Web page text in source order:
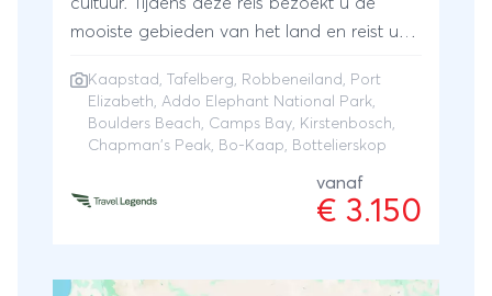
mooiste gebieden van het land en reist u
Elephant park. In Kaapstad is zo
ontzettend veel te doen dat u er prima
twee weken zou kunnen verblijven zonder u
ook maar een moment te vervelen. Denk
hierbij aan de Tafelberg, Lion’s Rock,
Kirstenbosch, Bo Kaap etc. Maar er is veel
Kaapstad Tafelberg Robbeneiland
Port
Elizabeth
Addo Elephant National Park
Boulders Beach
Camps Bay , Kirstenbosch,
Chapman's Peak, Bo-Kaap, Bottelierskop
vanaf
€ 3.150